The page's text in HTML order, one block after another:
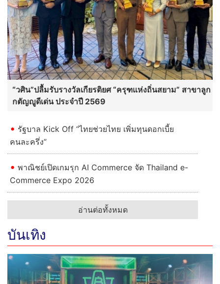
“วศิน”ปลื้มรับรางวัลเกียรติยศ “ครุฑแห่งถิ่นสยาม” สาขาลูก
กตัญญูดีเด่น ประจำปี 2569
รัฐบาล Kick Off “ไทยช่วยไทย เพิ่มทุนดอกเบี้ย
คนละครึ่ง”
พาณิชย์เปิดเกมรุก AI Commerce จัด Thailand e-
Commerce Expo 2026
อ่านต่อทั้งหมด
บันเทิง